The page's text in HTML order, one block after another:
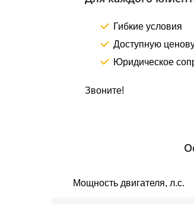
Гибкие условия
Доступную
Юридическое
Звоните!
Мощность двигателя, л.с.